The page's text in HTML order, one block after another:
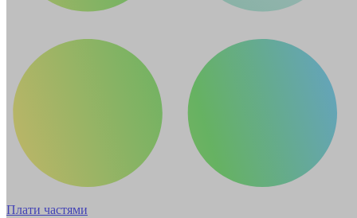
Плати частями